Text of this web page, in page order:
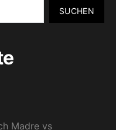
SUCHEN
Madre vs